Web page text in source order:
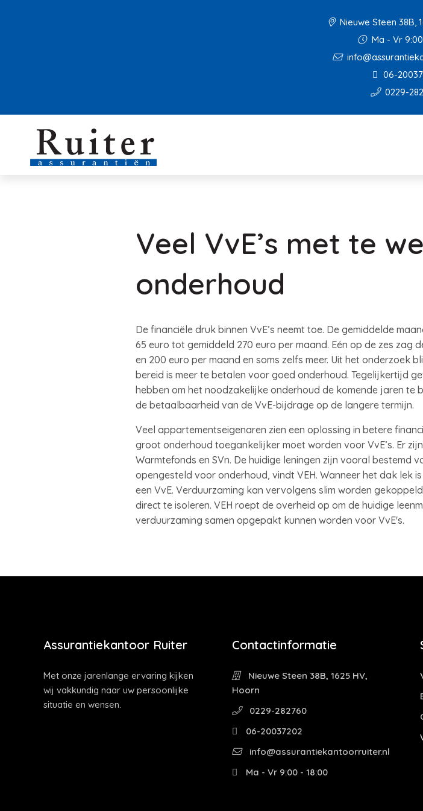
Nieuwe Steen 38B,
Ma - Vr
06-
0229-
Veel VvE’s met te
onderhoud
De financiële druk binnen VvE’s neemt toe. De gemiddelde
65 euro tot gemiddeld 270 euro per maand. Eén op de zes zag
en 200 euro per maand en soms zelfs meer. Uit het onderzoek
bereid is meer te betalen voor goed onderhoud. Tegelijkertijd
hebben om het noodzakelijke onderhoud de komende jaren te
de betaalbaarheid van de VvE-bijdrage op de langere termijn.
Veel appartementseigenaren zien een oplossing in betere
groot onderhoud toegankelijker moet worden voor VvE’s. Er
Warmtefonds en SVn. De huidige leningen zijn vooral bestemd
opengesteld voor onderhoud, vindt VEH. Wanneer het dak lek
een VvE. Verduurzaming kan vervolgens slim worden
direct te isoleren. VEH roept de overheid op om de huidige
verduurzaming samen opgepakt kunnen worden voor VvE's.
Assurantiekantoor Ruiter
Met onze jarenlange ervaring kijken
wij vakkundig naar uw persoonlijke
situatie en wensen.
Contactinformatie
Nieuwe Steen 38B, 1625 HV,
Hoorn
0229-282760
06-20037202
info@assurantiekantoorruiter.nl
Ma - Vr 9:00 - 18:00